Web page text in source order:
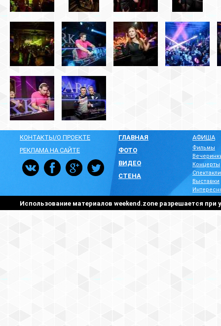
КОНТАКТЫ/О ПРОЕКТЕ
РЕКЛАМА НА САЙТЕ
ГЛАВНАЯ
ФОТО
ВИДЕО
СТЕНА
АФИША
Фильмы
Концерты
Спектакли
Выставки
Использование материалов weekend.zone разрешается